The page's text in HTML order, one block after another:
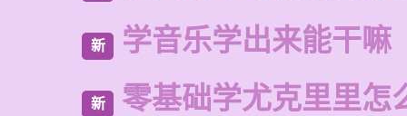
新 学音乐学出来能干嘛
新 零基础学尤克里里怎